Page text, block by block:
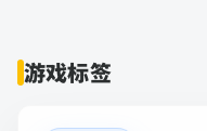
游戏标签